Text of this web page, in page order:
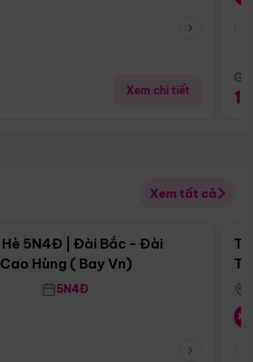
Xem chi tiết
Xem tất cả
Điểm nổi bật
5N4Đ | Đài Bắc - Đài
Hùng ( Bay Vn)
5N4Đ